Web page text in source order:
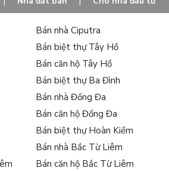
Bán nhà Ciputra
Bán biệt thự Tây Hồ
Bán căn hộ Tây Hồ
Bán biệt thự Ba Đình
Bán nhà Đống Đa
Bán căn hộ Đống Đa
Bán biệt thự Hoàn Kiếm
Bán nhà Bắc Từ Liêm
Bán căn hộ Bắc Từ Liêm